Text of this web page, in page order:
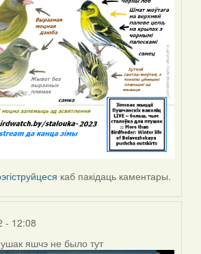
каб пакідаць каментары.
- 12:08
яшчэ не было тут